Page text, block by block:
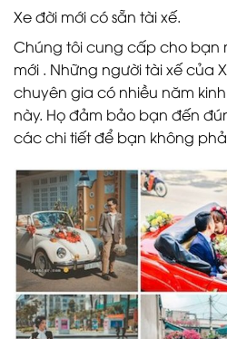
Xe đời mới có sẵn tài xế.
Chúng tôi cung cấp cho
mới . Những người tài xế của
chuyên gia có nhiều năm
này. Họ đảm bảo bạn đến
các chi tiết để bạn không